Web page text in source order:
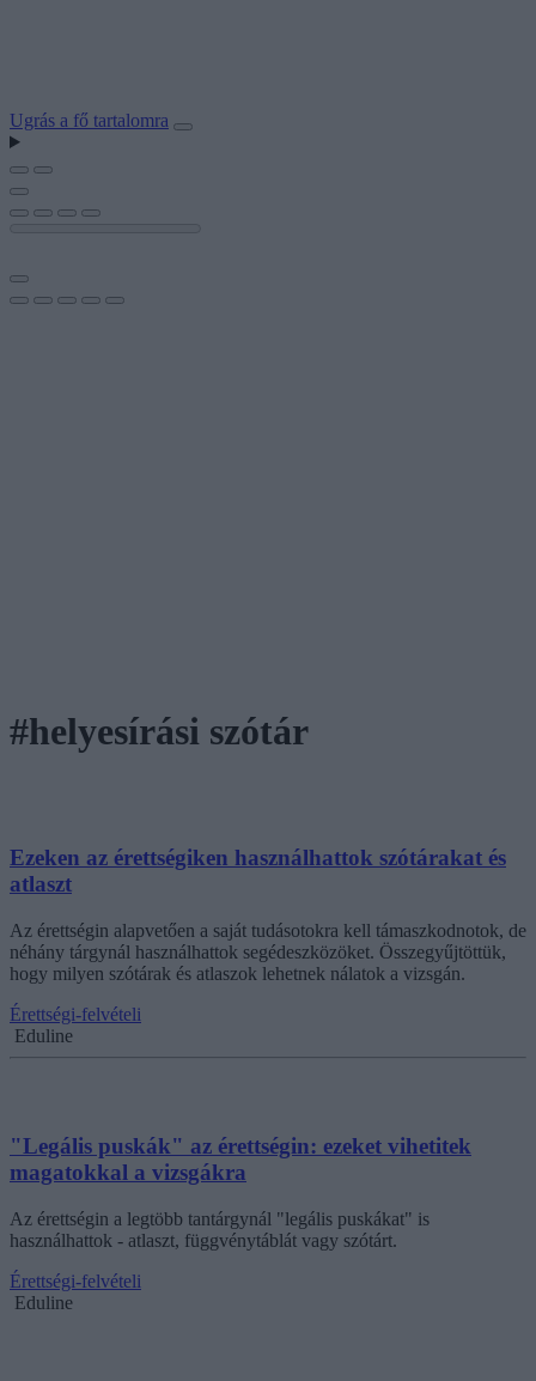
Ugrás a fő tartalomra
#helyesírási szótár
Ezeken az érettségiken használhattok szótárakat és
atlaszt
Az érettségin alapvetően a saját tudásotokra kell támaszkodnotok, de
néhány tárgynál használhattok segédeszközöket. Összegyűjtöttük,
hogy milyen szótárak és atlaszok lehetnek nálatok a vizsgán.
Érettségi-felvételi
Eduline
"Legális puskák" az érettségin: ezeket vihetitek
magatokkal a vizsgákra
Az érettségin a legtöbb tantárgynál "legális puskákat" is
használhattok - atlaszt, függvénytáblát vagy szótárt.
Érettségi-felvételi
Eduline